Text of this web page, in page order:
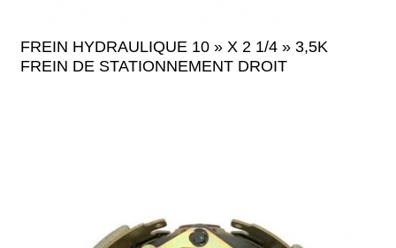
FREIN HYDRAULIQUE 10 » X 2 1/4 » 3,5K
FREIN DE STATIONNEMENT DROIT